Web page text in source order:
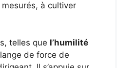
à cultiver
telles que l’humilité
de force de